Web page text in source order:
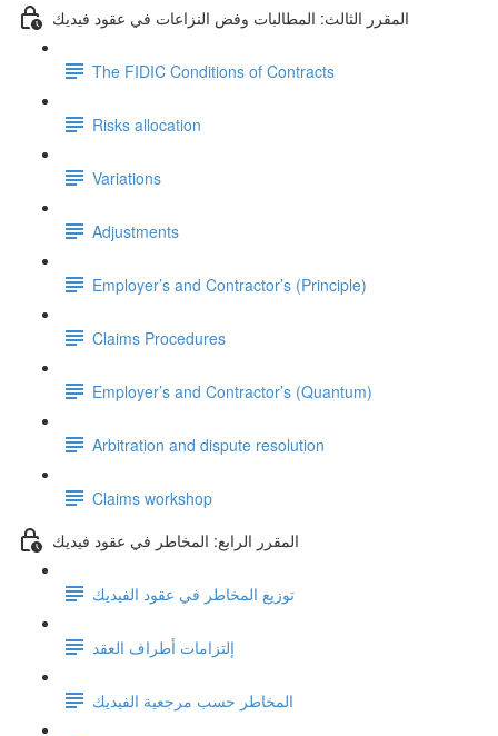
المقرر الثالث: المطالبات وفض النزاعات في عقود فيديك
The FIDIC Conditions of Contracts
Risks allocation
Variations
Adjustments
Employer’s and Contractor’s (Principle)
Claims Procedures
Employer’s and Contractor’s (Quantum)
Arbitration and dispute resolution
Claims workshop
المقرر الرابع: المخاطر في عقود فيديك
توزيع المخاطر في عقود الفيديك
إلتزامات أطراف العقد
المخاطر حسب مرجعية الفيديك